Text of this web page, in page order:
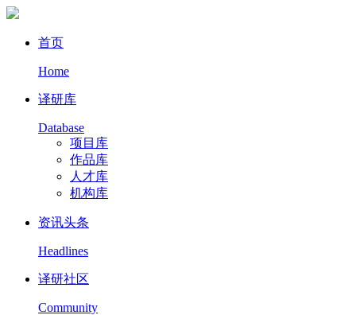
首页
Home
译研库
Database
项目库
作品库
人才库
机构库
资讯头条
Headlines
译研社区
Community